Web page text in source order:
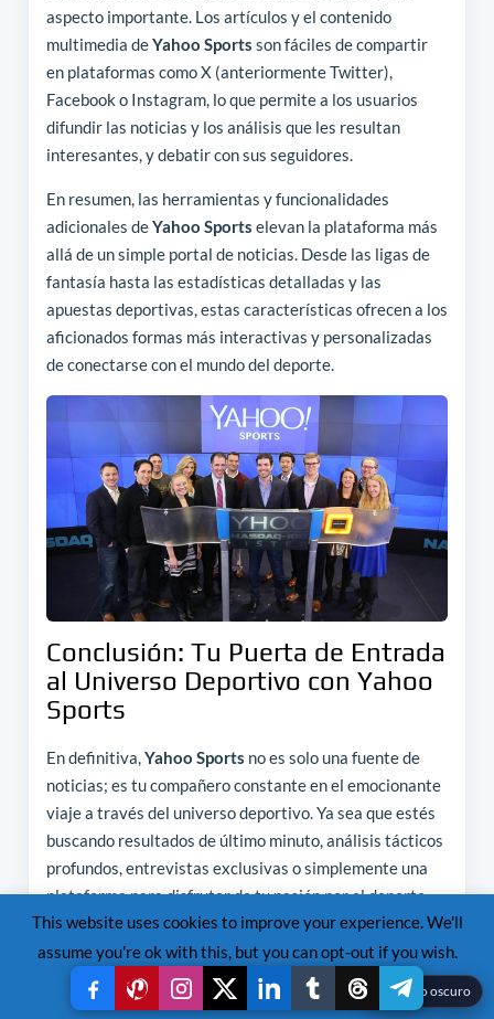
aspecto importante. Los artículos y el contenido
multimedia deYahoo Sports son fáciles de compartir
en plataformas como X (anteriormente Twitter),
Facebook o Instagram, lo que permite a los usuarios
difundir las noticias y los análisis que les resultan
interesantes, y debatir con sus seguidores.
En resumen, las herramientas y funcionalidades
adicionales deYahoo Sports elevan la plataforma más
allá de un simple portal de noticias. Desde las ligas de
fantasía hasta las estadísticas detalladas y las
apuestas deportivas, estas características ofrecen a los
aficionados formas más interactivas y personalizadas
de conectarse con el mundo del deporte.
Conclusión: Tu Puerta de Entrada
al Universo Deportivo con Yahoo
Sports
En definitiva,Yahoo Sports no es solo una fuente de
noticias; es tu compañero constante en el emocionante
viaje a través del universo deportivo. Ya sea que estés
buscando resultados de último minuto, análisis tácticos
profundos, entrevistas exclusivas o simplemente una
plataforma para disfrutar de tu pasión por el deporte,
Yahoo Sportste lo ofrece todo, de manera eficiente y
atractiva. Es, sin lugar a dudas, la herramienta
definitiva para mantenerte al día con las últimas
noticias deYahoo Sportsy sumergirte por completo en
This website uses cookies to improve your experience. We'll
assume you're ok with this, but you can opt-out if you wish.
Accept Reject Read More ☾Modo oscuro